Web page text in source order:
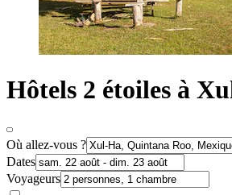
Hôtels 2 étoiles à
Où allez-vous ?
Dates
Voyageurs